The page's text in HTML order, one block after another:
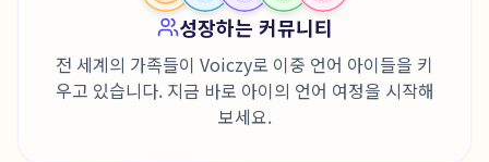
성장하는 커뮤니티
전 세계의 가족들이 Voiczy로 이중 언어 아이들을 키
우고 있습니다. 지금 바로 아이의 언어 여정을 시작해
보세요.